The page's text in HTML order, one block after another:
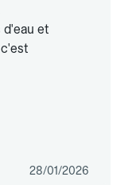
d'eau et
28/01/2026